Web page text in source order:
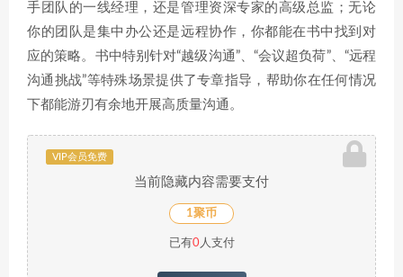
手团队的一线经理，还是管理资深专家的高级总监；无论
你的团队是集中办公还是远程协作，你都能在书中找到对
应的策略。书中特别针对“越级沟通”、“会议超负荷”、“远程
沟通挑战”等特殊场景提供了专章指导，帮助你在任何情况
下都能游刃有余地开展高质量沟通。
VIP会员免费
当前隐藏内容需要支付
1聚币
已有0人支付